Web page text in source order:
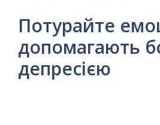
Потурайте
допомагають
депресією